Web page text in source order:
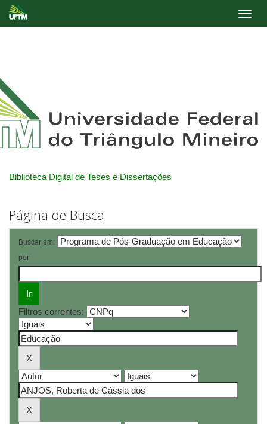
Biblioteca Digital de Teses e Dissertações
Página de Busca
Buscar em:
por
Filtros correntes: